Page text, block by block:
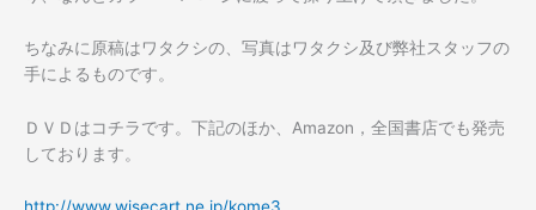
ちなみに原稿はワタクシの、写真はワタクシ及び弊社スタッフの
手によるものです。
ＤＶＤはコチラです。下記のほか、Amazon，全国書店でも発売
しております。